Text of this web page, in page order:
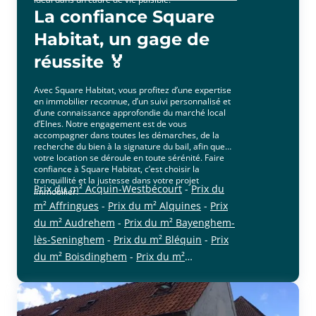
La confiance Square
Habitat, un gage de
réussite 🏅
Avec Square Habitat, vous profitez d’une expertise
en immobilier reconnue, d’un suivi personnalisé et
d’une connaissance approfondie du marché local
d’Elnes. Notre engagement est de vous
accompagner dans toutes les démarches, de la
recherche du bien à la signature du bail, afin que
votre location se déroule en toute sérénité. Faire
confiance à Square Habitat, c’est choisir la
tranquillité et la justesse dans votre projet
immobilier.
Prix du m² Acquin-Westbécourt -Prix du
m² Affringues - Prix du m² Alquines - Prix
du m² Audrehem - Prix du m² Bayenghem-
lès-Seninghem - Prix du m² Bléquin - Prix
du m² Boisdinghem - Prix du m²
Bouvelinghem-Prix du m² Clerques-
Prix
du m² Cléty-Prix du m² Coulomby-